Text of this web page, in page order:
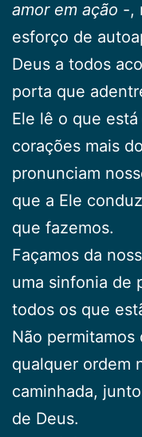
amor em ação -,
esforço de
Deus a todos
porta que
Ele lê o que
corações mais
pronunciam
que a Ele
que fazemos.
Façamos da
uma sinfonia de
todos os que
Não
qualquer ordem
caminhada,
de Deus.